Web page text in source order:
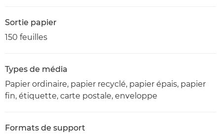
Sortie papier
150 feuilles
Types de média
Papier ordinaire, papier recyclé, papier épais, papier
fin, étiquette, carte postale, enveloppe
Formats de support